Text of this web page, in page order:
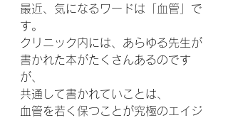
最近、気になるワードは「血管」で
す。
クリニック内には、あらゆる先生が
書かれた本がたくさんあるのです
が、
共通して書かれていことは、
血管を若く保つことが究極のエイジ